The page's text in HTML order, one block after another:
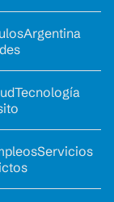
Argentina
Tecnología
Servicios